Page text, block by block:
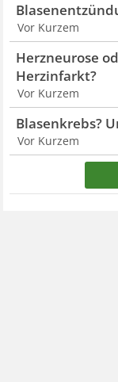
Vor Kurzem
Herzneurose
Herzinfarkt?
Vor Kurzem
Blasenkrebs?
Vor Kurzem